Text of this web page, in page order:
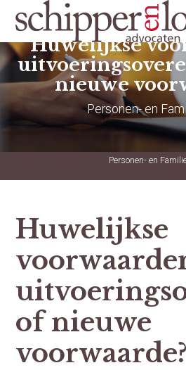
Huwelijkse
nieuwe
Personen- en
Personen- en
Huwelijkse
of nieuwe
voorwaarde?